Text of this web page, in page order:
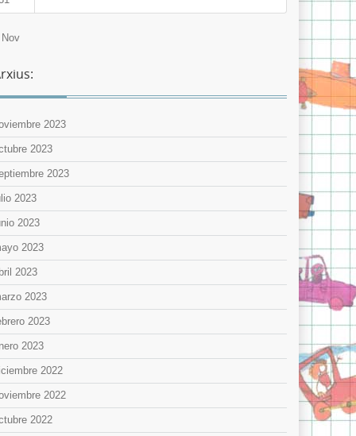
2023
2023
2023
2023
2023
2023
2023
2023
2023
2023
2022
2022
2022